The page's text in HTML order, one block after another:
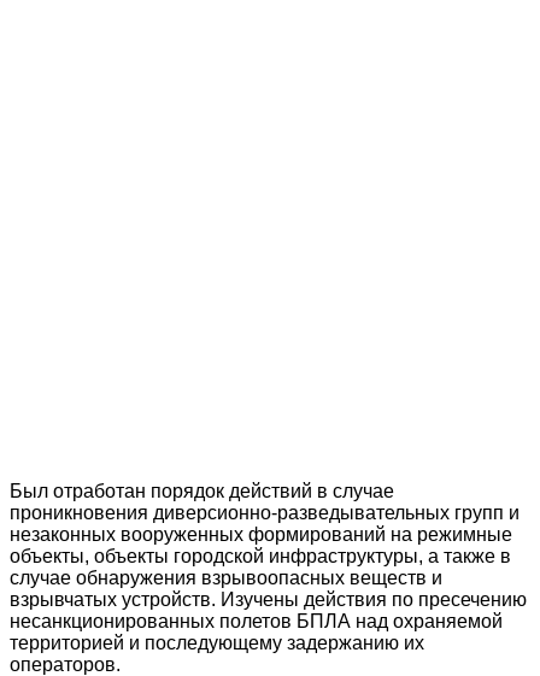
Был отработан порядок действий в случае
проникновения диверсионно-разведывательных групп и
незаконных вооруженных формирований на режимные
объекты, объекты городской инфраструктуры, а также в
случае обнаружения взрывоопасных веществ и
взрывчатых устройств. Изучены действия по пресечению
несанкционированных полетов БПЛА над охраняемой
территорией и последующему задержанию их
операторов.